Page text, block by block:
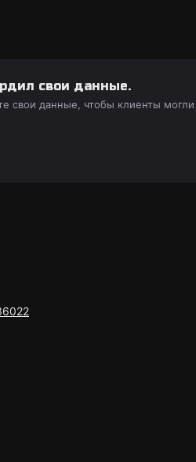
свои данные.
свои данные, чтобы клиенты